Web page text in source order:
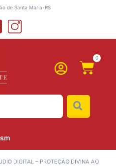
de Santa Maria-RS
0
DIGITAL – PROTEÇÃO DIVINA AO